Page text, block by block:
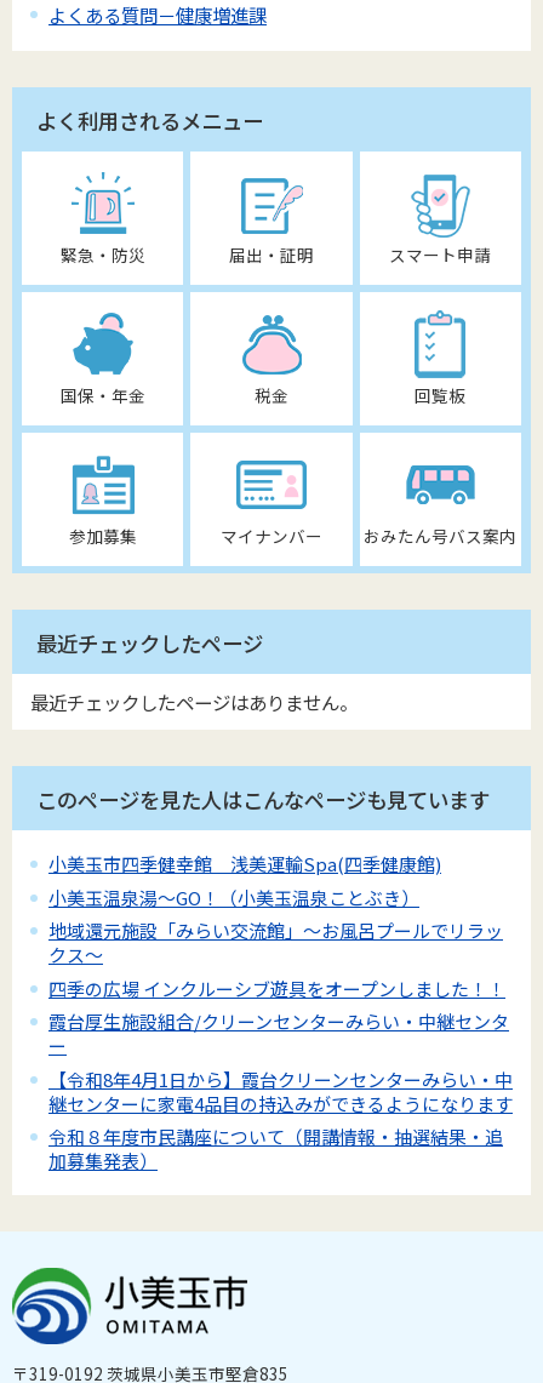
よくある質問－健康増進課
よく利用されるメニュー
緊急・防災 届出・証明 スマート申請
国保・年金 税金 回覧板
参加募集 マイナンバー おみたん号バス案内
最近チェックしたページ
最近チェックしたページはありません。
このページを見た人はこんなページも見ています
小美玉市四季健幸館 浅美運輸Spa(四季健康館)
小美玉温泉湯～GO！（小美玉温泉ことぶき）
地域還元施設「みらい交流館」～お風呂プールでリラッ
クス～
四季の広場 インクルーシブ遊具をオープンしました！！
霞台厚生施設組合/クリーンセンターみらい・中継センタ
ー
【令和8年4月1日から】霞台クリーンセンターみらい・中
継センターに家電4品目の持込みができるようになります
令和８年度市民講座について（開講情報・抽選結果・追
加募集発表）
〒319-0192 茨城県小美玉市堅倉835